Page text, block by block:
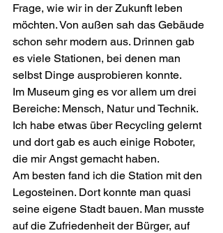
Frage, wie wir in der Zukunft leben
möchten. Von außen sah das Gebäude
schon sehr modern aus. Drinnen gab
es viele Stationen, bei denen man
selbst Dinge ausprobieren konnte.
Im Museum ging es vor allem um drei
Bereiche: Mensch, Natur und Technik.
Ich habe etwas über Recycling gelernt
und dort gab es auch einige Roboter,
die mir Angst gemacht haben.
Am besten fand ich die Station mit den
Legosteinen. Dort konnte man quasi
seine eigene Stadt bauen. Man musste
auf die Zufriedenheit der Bürger, auf